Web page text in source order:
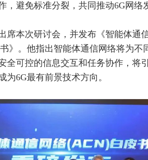
避免标准分裂，共同推动6G网络
席本次研讨会，并发布《智能体通
》。他指出智能体通信网络将为不
全可控的信息交互和任务协作，将
6G最有前景技术方向。